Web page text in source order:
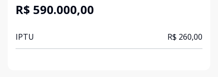
R$ 590.000,00
IPTU R$ 260,00